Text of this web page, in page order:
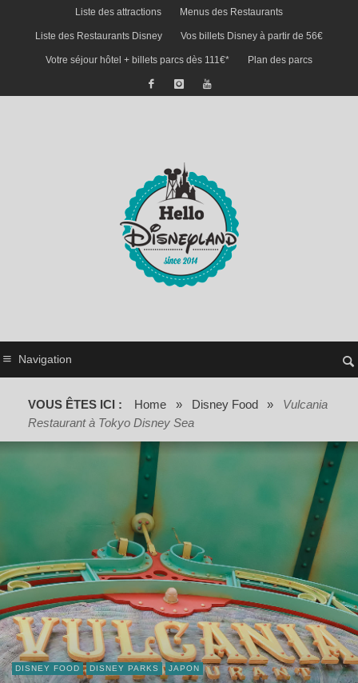
Liste des attractions Menus des Restaurants
Liste des Restaurants Disney Vos billets Disney à partir de 56€
Votre séjour hôtel + billets parcs dès 111€* Plan des parcs
Navigation
VOUS ÊTES ICI : Home » Disney Food »
Vulcania
Restaurant à Tokyo Disney Sea
DISNEY FOOD DISNEY PARKS JAPON